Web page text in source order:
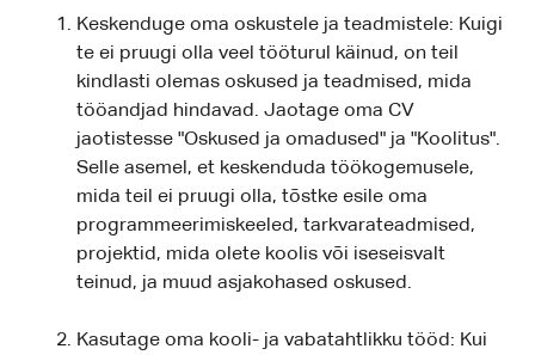
Keskenduge oma oskustele ja teadmistele: Kuigi
te ei pruugi olla veel tööturul käinud, on teil
kindlasti olemas oskused ja teadmised, mida
tööandjad hindavad. Jaotage oma CV
jaotistesse "Oskused ja omadused" ja "Koolitus".
Selle asemel, et keskenduda töökogemusele,
mida teil ei pruugi olla, tõstke esile oma
programmeerimiskeeled, tarkvarateadmised,
projektid, mida olete koolis või iseseisvalt
teinud, ja muud asjakohased oskused.
Kasutage oma kooli- ja vabatahtlikku tööd: Kui